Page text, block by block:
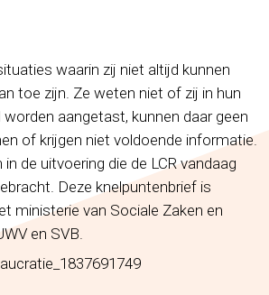
waarin zij niet altijd kunnen
toe zijn. Ze weten niet of zij in hun
aangetast, kunnen daar geen
of krijgen niet voldoende informatie.
de uitvoering die de LCR vandaag
Deze knelpuntenbrief is
ministerie van Sociale Zaken en
en SVB.